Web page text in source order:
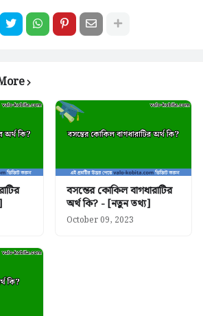
বসন্তের কোকিল বাগধারাটির
অর্থ কি? - [নতুন তথ্য]
October 09, 2023